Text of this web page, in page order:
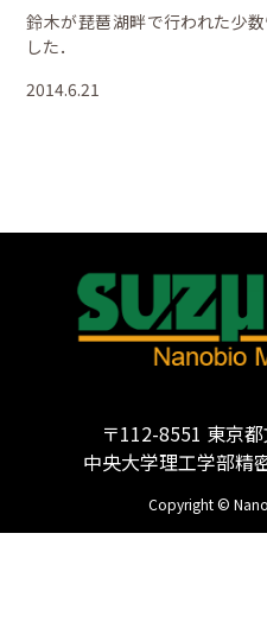
鈴木が琵琶湖畔で行われた少
した．
2014.6.21
〒112-8551 東京
中央大学理工学部精
Copyright ©